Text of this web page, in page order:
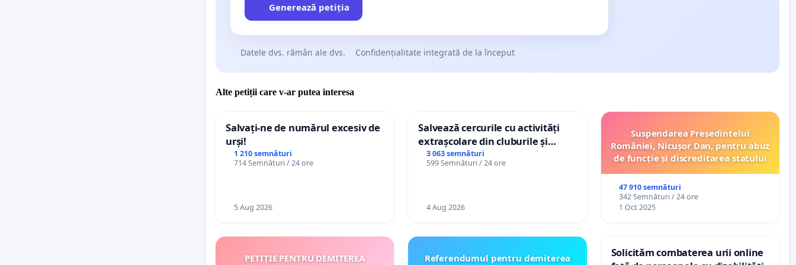
Generează petiția
Datele dvs. rămân ale dvs. Confidențialitate integrată de la început
Alte petiții care v-ar putea interesa
Salvați-ne de numărul excesiv de
urși!
1 210 semnături
714 Semnături / 24 ore
5 Aug 2026
Salvează cercurile cu activități
extrașcolare din cluburile și
palatele copiilor
3 063 semnături
599 Semnături / 24 ore
4 Aug 2026
Suspendarea Președintelui
României, Nicușor Dan, pentru abuz
de funcție și discreditarea statului
47 910 semnături
342 Semnături / 24 ore
1 Oct 2025
PETIȚIE PENTRU DEMITEREA
Referendumul pentru demiterea
Solicităm combaterea urii online